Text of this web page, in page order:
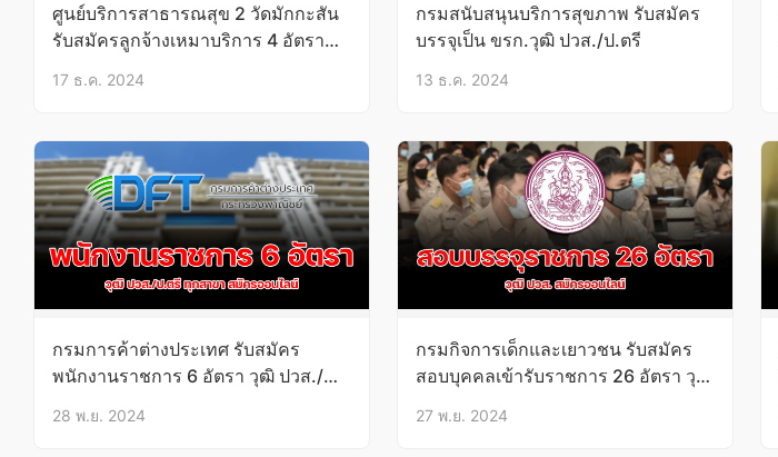
ศูนย์บริการสาธารณสุข 2 วัดมักกะสัน
รับสมัครลูกจ้างเหมาบริการ 4 อัตรา
17 ธ.ค. 2024
กรมสนับสนุนบริการสุขภาพ รับสมัคร
บรรจุเป็น ขรก.วุฒิ ปวส./ป.ตรี
13 ธ.ค. 2024
กรมการค้าต่างประเทศ รับสมัคร
พนักงานราชการ 6 อัตรา วุฒิ ปวส./
28 พ.ย. 2024
กรมกิจการเด็กและเยาวชน รับสมัคร
สอบบุคคลเข้ารับราชการ 26 อัตรา วุฒิ
27 พ.ย. 2024